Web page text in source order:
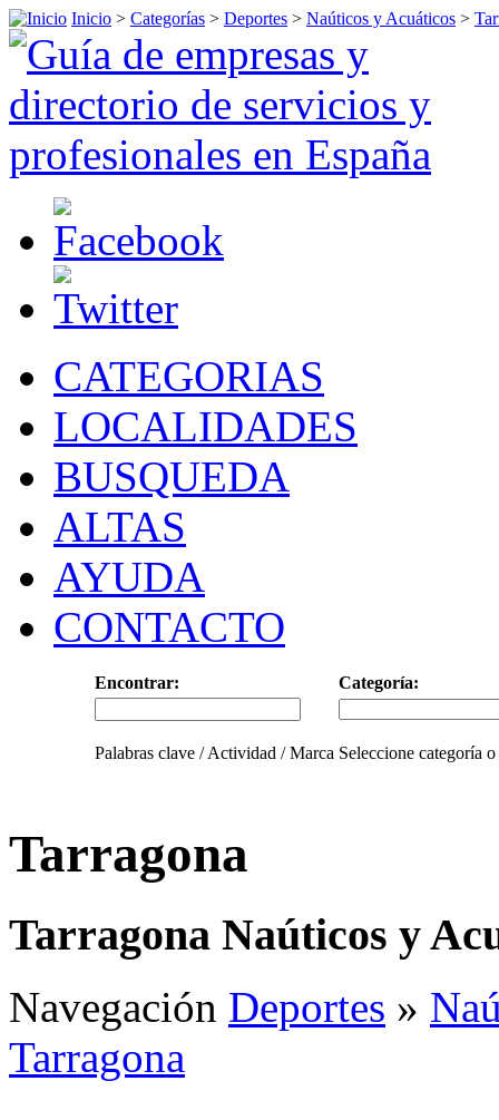
Inicio > Categorías > Deportes > Naúticos y Acuáticos >
CATEGORIAS
LOCALIDADES
BUSQUEDA
ALTAS
AYUDA
CONTACTO
Encontrar: Categoría:
Palabras clave / Actividad / Marca Seleccione categoría
Tarragona
Tarragona Naúticos y
Navegación Deportes »
Tarragona